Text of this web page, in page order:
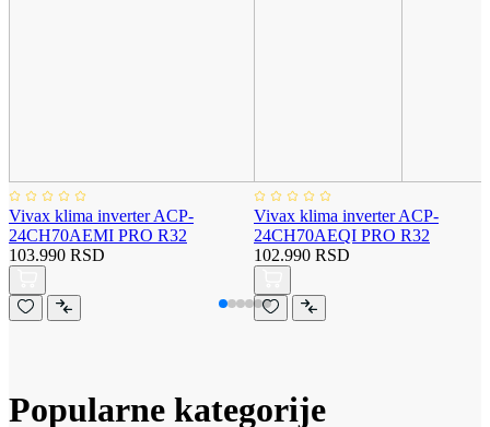
Vivax klima inverter ACP-
24CH70AEMI PRO R32
103.990 RSD
Vivax klima inverter ACP-
24CH70AEQI PRO R32
102.990 RSD
Popularne kategorije